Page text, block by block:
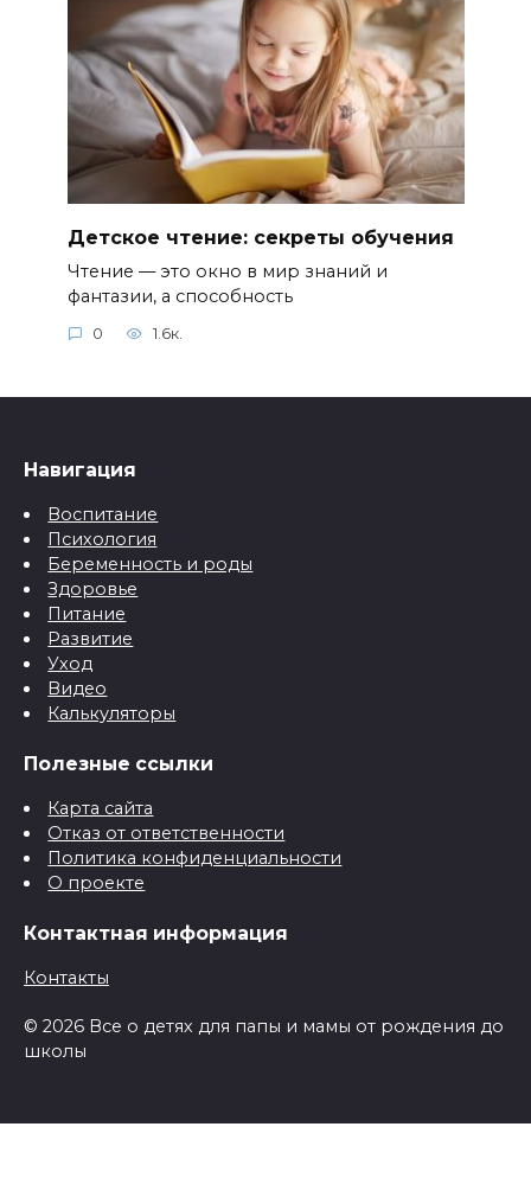
Детское чтение: секреты обучения
Чтение — это окно в мир знаний и
фантазии, а способность
0 1.6к.
Навигация
Воспитание
Психология
Беременность и роды
Здоровье
Питание
Развитие
Уход
Видео
Калькуляторы
Полезные ссылки
Карта сайта
Отказ от ответственности
Политика конфиденциальности
О проекте
Контактная информация
Контакты
© 2026 Все о детях для папы и мамы от рождения до
школы